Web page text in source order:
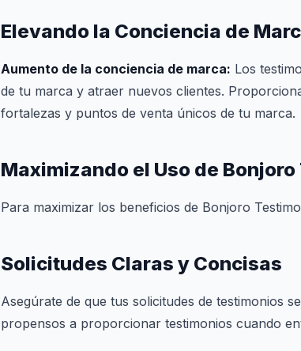
Elevando la Conciencia de
Aumento de la conciencia de marca: Los
de tu marca y atraer nuevos clientes.
fortalezas y puntos de venta únicos de tu marca.
Maximizando el Uso de
Para maximizar los beneficios de Bonjoro
Solicitudes Claras y Concisas
Asegúrate de que tus solicitudes de testimonios
propensos a proporcionar testimonios cuando